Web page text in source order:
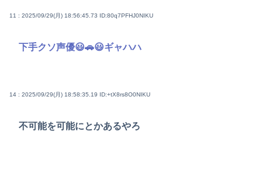
11 : 2025/09/29(月) 18:56:45.73 ID:80q7PFHJ0NIKU
下手クソ声優😃🚗😃ギャハハ
14 : 2025/09/29(月) 18:58:35.19 ID:+tX8rs8O0NIKU
不可能を可能にとかあるやろ